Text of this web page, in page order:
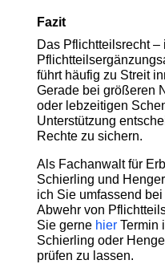
Fazit
Das Pflichtteilsrecht
führt häufig zu Streit
Gerade bei größeren
oder lebzeitigen
Unterstützung
Rechte zu sichern.
Als Fachanwalt für
Schierling und
ich Sie umfassend
Abwehr von
Sie gerne hierTermin
Schierling oder
prüfen zu lassen.